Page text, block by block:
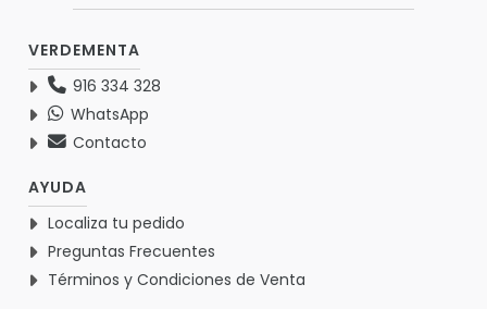
VERDEMENTA
916 334 328
WhatsApp
Contacto
AYUDA
Localiza tu pedido
Preguntas Frecuentes
Términos y Condiciones de Venta